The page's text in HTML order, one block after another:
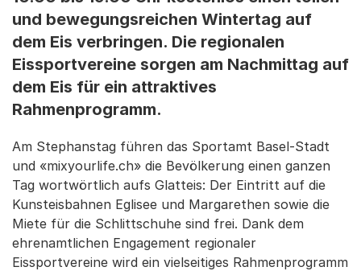
und bewegungsreichen Wintertag auf
dem Eis verbringen. Die regionalen
Eissportvereine sorgen am Nachmittag auf
dem Eis für ein attraktives
Rahmenprogramm.
Am Stephanstag führen das Sportamt Basel-Stadt
und «mixyourlife.ch» die Bevölkerung einen ganzen
Tag wortwörtlich aufs Glatteis: Der Eintritt auf die
Kunsteisbahnen Eglisee und Margarethen sowie die
Miete für die Schlittschuhe sind frei. Dank dem
ehrenamtlichen Engagement regionaler
Eissportvereine wird ein vielseitiges Rahmenprogramm